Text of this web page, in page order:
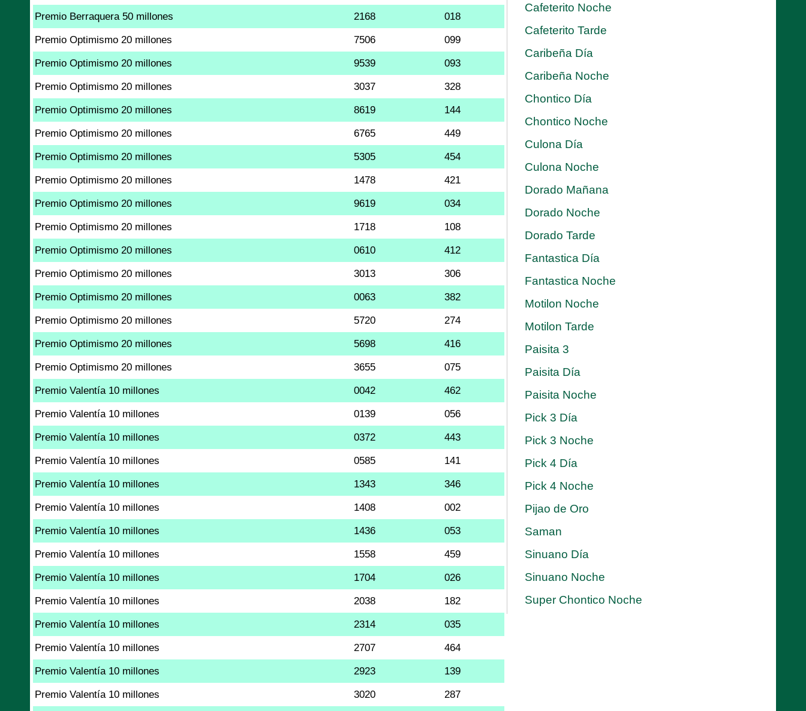
Premio Berraquera 50 millones 2168 018
Premio Optimismo 20 millones 7506 099
Premio Optimismo 20 millones 9539 093
Premio Optimismo 20 millones 3037 328
Premio Optimismo 20 millones 8619 144
Premio Optimismo 20 millones 6765 449
Premio Optimismo 20 millones 5305 454
Premio Optimismo 20 millones 1478 421
Premio Optimismo 20 millones 9619 034
Premio Optimismo 20 millones 1718 108
Premio Optimismo 20 millones 0610 412
Premio Optimismo 20 millones 3013 306
Premio Optimismo 20 millones 0063 382
Premio Optimismo 20 millones 5720 274
Premio Optimismo 20 millones 5698 416
Premio Optimismo 20 millones 3655 075
Premio Valentía 10 millones 0042 462
Premio Valentía 10 millones 0139 056
Premio Valentía 10 millones 0372 443
Premio Valentía 10 millones 0585 141
Premio Valentía 10 millones 1343 346
Premio Valentía 10 millones 1408 002
Premio Valentía 10 millones 1436 053
Premio Valentía 10 millones 1558 459
Premio Valentía 10 millones 1704 026
Premio Valentía 10 millones 2038 182
Premio Valentía 10 millones 2314 035
Premio Valentía 10 millones 2707 464
Premio Valentía 10 millones 2923 139
Premio Valentía 10 millones 3020 287
Cafeterito Noche
Cafeterito Tarde
Caribeña Día
Caribeña Noche
Chontico Día
Chontico Noche
Culona Día
Culona Noche
Dorado Mañana
Dorado Noche
Dorado Tarde
Fantastica Día
Fantastica Noche
Motilon Noche
Motilon Tarde
Paisita 3
Paisita Día
Paisita Noche
Pick 3 Día
Pick 3 Noche
Pick 4 Día
Pick 4 Noche
Pijao de Oro
Saman
Sinuano Día
Sinuano Noche
Super Chontico Noche